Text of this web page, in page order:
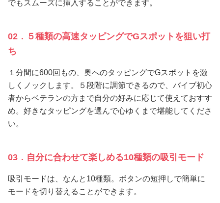
でもスムーズに挿入することができます。
02．５種類の高速タッピングでGスポットを狙い打
ち
１分間に600回もの、奥へのタッピングでGスポットを激
しくノックします。５段階に調節できるので、バイブ初心
者からベテランの方まで自分の好みに応じて使えておすす
め。好きなタッピングを選んで心ゆくまで堪能してくださ
い。
03．自分に合わせて楽しめる10種類の吸引モード
吸引モードは、なんと10種類。ボタンの短押しで簡単に
モードを切り替えることができます。